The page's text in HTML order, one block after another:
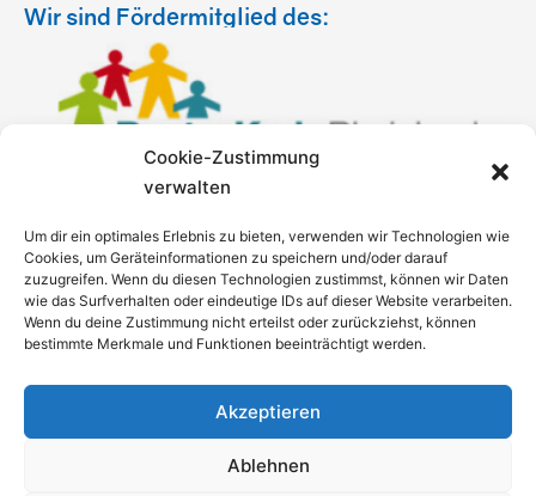
Cookie-Zustimmung
verwalten
Um dir ein optimales Erlebnis zu bieten, verwenden wir Technologien wie
Cookies, um Geräteinformationen zu speichern und/oder darauf
zuzugreifen. Wenn du diesen Technologien zustimmst, können wir Daten
wie das Surfverhalten oder eindeutige IDs auf dieser Website verarbeiten.
Wenn du deine Zustimmung nicht erteilst oder zurückziehst, können
bestimmte Merkmale und Funktionen beeinträchtigt werden.
Akzeptieren
Ablehnen
Wir sind Fördermitglied des:
© 2026 All Rights Reserved.